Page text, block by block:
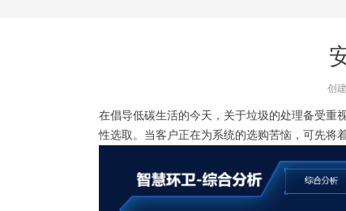
在倡导低碳生活的今天，关于垃圾的处理备受重
性选取。当客户正在为系统的选购苦恼，可先将
创